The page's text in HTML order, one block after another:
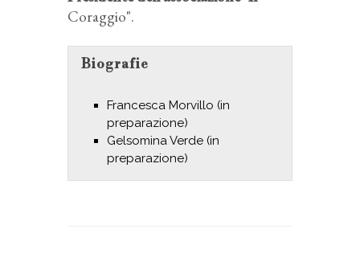
Coraggio".
Biografie
Francesca Morvillo (in
preparazione)
Gelsomina Verde (in
preparazione)